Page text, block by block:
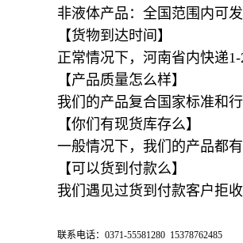
非液体产品：全国范围内可发
【货物到达时间】
正常情况下，河南省内快递
【产品质量怎么样】
我们的产品复合国家标准和
【你们有现货库存么】
一般情况下，我们的产品都有
【可以货到付款么】
我们遇见过货到付款客户拒
联系电话：0371-55581280 15378762485